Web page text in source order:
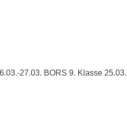
27.03. BORS 9. Klasse